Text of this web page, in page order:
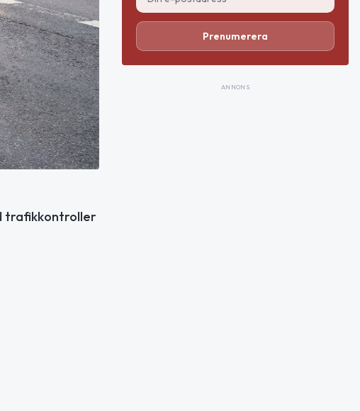
trafikkontroller
Prenumerera
ANNONS